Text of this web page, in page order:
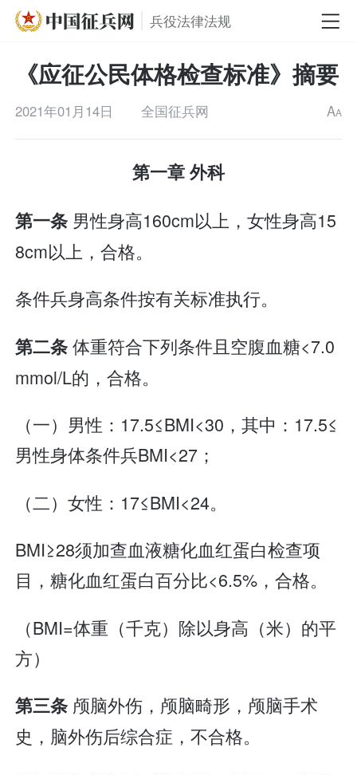
兵役法律法规
《应征公民体格检查标准》摘要
2021年01月14日 全国征兵网 AA
第一章 外科
第一条 男性身高160cm以上，女性身高15
8cm以上，合格。
条件兵身高条件按有关标准执行。
第二条体重符合下列条件且空腹血糖<7.0
mmol/L的，合格。
（一）男性：17.5≤BMI<30，其中：17.5≤
男性身体条件兵BMI<27；
（二）女性：17≤BMI<24。
BMI≥28须加查血液糖化血红蛋白检查项
目，糖化血红蛋白百分比<6.5%，合格。
（BMI=体重（千克）除以身高（米）的平
方）
第三条 颅脑外伤，颅脑畸形，颅脑手术
史，脑外伤后综合症，不合格。